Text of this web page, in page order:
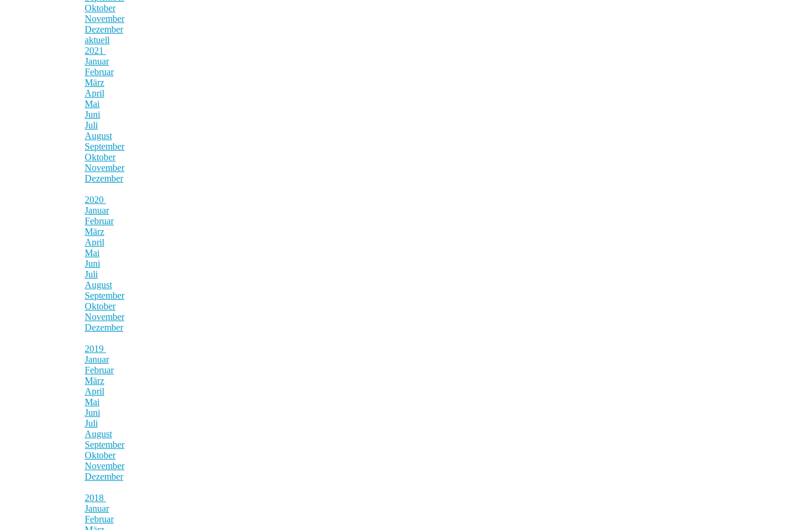
Oktober
November
Dezember
aktuell
2021
Januar
Februar
März
April
Mai
Juni
Juli
August
September
Oktober
November
Dezember
2020
Januar
Februar
März
April
Mai
Juni
Juli
August
September
Oktober
November
Dezember
2019
Januar
Februar
März
April
Mai
Juni
Juli
August
September
Oktober
November
Dezember
2018
Januar
Februar